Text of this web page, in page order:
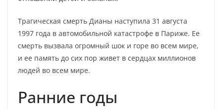
Трагическая смерть Дианы наступила 31 августа
1997 года в автомобильной катастрофе в Париже. Ее
смерть вызвала огромный шок и горе во всем мире,
и ее память до сих пор живет в сердцах миллионов
людей во всем мире.
Ранние годы